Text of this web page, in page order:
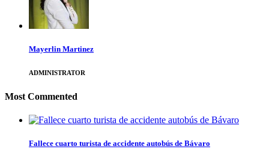
Mayerlin Martinez
ADMINISTRATOR
Most Commented
Fallece cuarto turista de accidente autobús de Bávaro